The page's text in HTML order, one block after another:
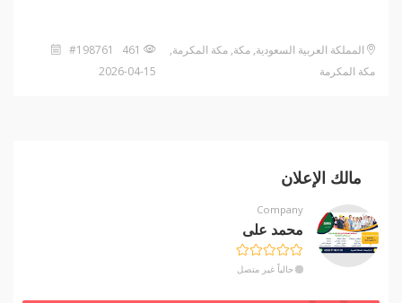
المملكة العربية السعودية, مكة, مكة المكرمة,
مكة المكرمة
461 #198761
2026-04-15
مالك الإعلان
Company
محمد على
حالياً غير متصل